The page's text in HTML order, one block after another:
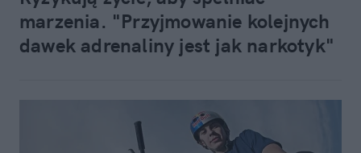
marzenia. "Przyjmowanie kolejnych
dawek adrenaliny jest jak narkotyk"